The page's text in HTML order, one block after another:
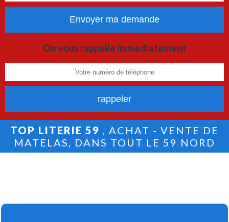
On vous rappelle immediatement
TOP LITERIE 59 , ACHAT - VENTE DE
MATELAS, DANS TOUT LE 59 NORD